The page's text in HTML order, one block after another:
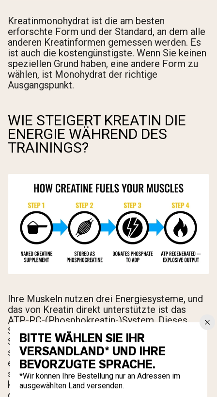
Kreatinmonohydrat ist die am besten
erforschte Form und der Standard, an dem alle
anderen Kreatinformen gemessen werden. Es
ist auch die kostengünstigste. Wenn Sie keinen
speziellen Grund haben, eine andere Form zu
wählen, ist Monohydrat der richtige
Ausgangspunkt.
WIE STEIGERT KREATIN DIE
ENERGIE WÄHREND DES
TRAININGS?
Ihre Muskeln nutzen drei Energiesysteme, und
das von Kreatin direkt unterstützte ist das
ATP-PC-(Phosphokreatin-)System. Dieses
System dominiert in den ersten 10 bis 15
Sekunden maximaler Anstrengung – ein
schweres Kreuzheben, ein 100-Meter-Sprint,
eine explosive Sprungserie. Es ist die
schnellste Art, wie Ihr Körper ATP produzieren
kann, und es läuft mit in den Muskeln
BITTE WÄHLEN SIE IHR
VERSANDLAND* UND IHRE
BEVORZUGTE SPRACHE.
*Wir können Ihre Bestellung nur an Adressen im
ausgewählten Land versenden.